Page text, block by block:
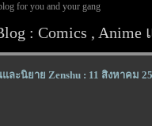
for you and your gang
: Comics ,
ะนิยาย Zenshu : 11 สิงหาคม